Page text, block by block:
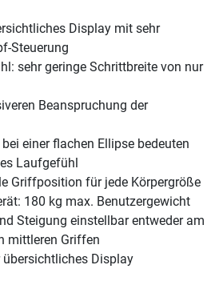
Display mit sehr
Steuerung
sehr geringe Schrittbreite von nur
Beanspruchung der
einer flachen Ellipse bedeuten
Laufgefühl
Griffposition für jede Körpergröße
180 kg max. Benutzergewicht
Steigung einstellbar entweder am
mittleren Griffen
übersichtliches Display